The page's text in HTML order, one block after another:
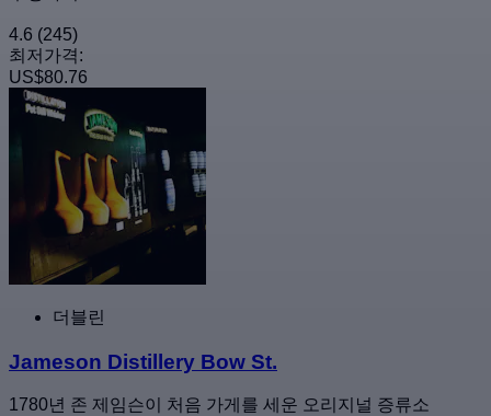
4.6 (245)
최저가격:
US$80.76
더블린
Jameson Distillery Bow St.
1780년 존 제임슨이 처음 가게를 세운 오리지널 증류소